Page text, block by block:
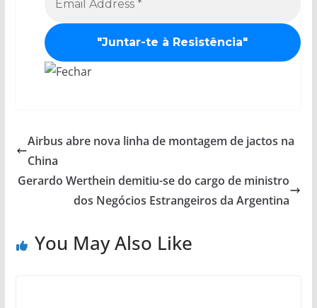
Airbus abre nova linha de montagem de jactos na
China
Gerardo Werthein demitiu-se do cargo de ministro
dos Negócios Estrangeiros da Argentina
You May Also Like